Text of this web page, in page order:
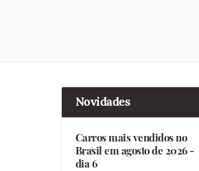
Novidades
Carros mais vendidos no
Brasil em agosto de 2026 -
dia 6